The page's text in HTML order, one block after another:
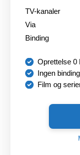
TV-kanaler
Via
Binding
Oprettelse 0
Ingen binding
Film og